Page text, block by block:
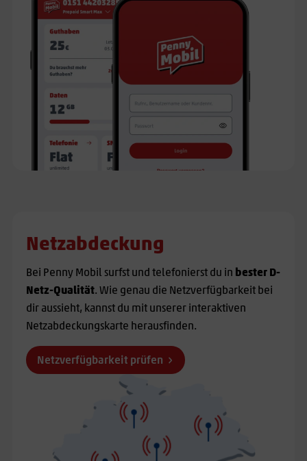
Netzabdeckung
Bei Penny Mobil surfst und telefonierst du in bester D-
Netz-Qualität. Wie genau die Netzverfügbarkeit bei
dir aussieht, kannst du mit unserer interaktiven
Netzabdeckungskarte herausfinden.
Netzverfügbarkeit prüfen